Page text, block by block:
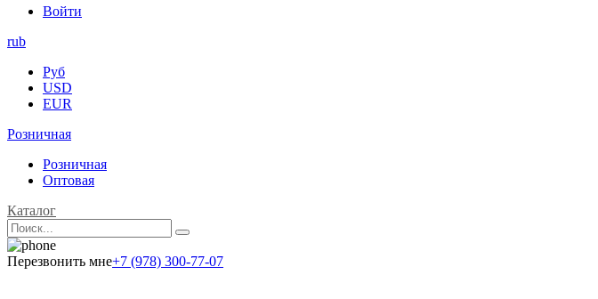
Войти
rub
Руб
USD
EUR
Розничная
Розничная
Оптовая
Каталог
Перезвонить мне+7 (978) 300-77-07